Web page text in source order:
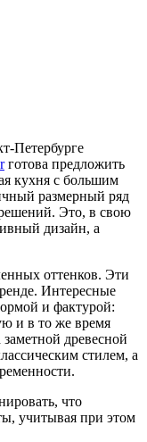
Петербурге
готова предложить
кухня с большим
размерный ряд
Это, в свою
дизайн, а
оттенков. Эти
Интересные
и фактурой:
и в то же время
древесной
стилем, а
что
учитывая при этом